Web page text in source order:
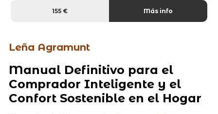
155 € Más info
Leña Agramunt
Manual Definitivo para el
Comprador Inteligente y el
Confort Sostenible en el Hogar